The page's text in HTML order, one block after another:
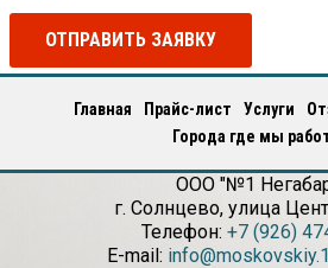
ОТПРАВИТЬ ЗАЯВКУ
Главная Прайс-лист Услуги
Города где мы
ООО "№1
г. Солнцево, улица
Телефон: +7 (926)
E-mail: